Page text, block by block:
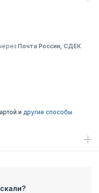
Почта России, СДЕК
и другие способы